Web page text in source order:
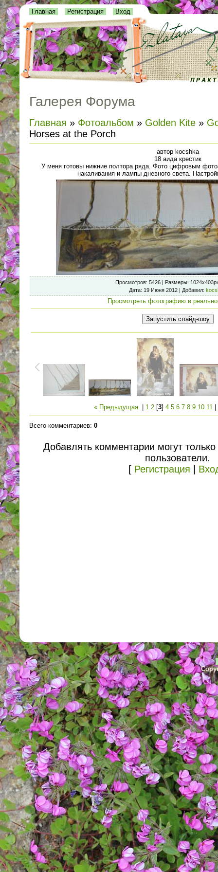
Главная Регистрация Вход
Галерея Форума
Главная » Фотоальбом » Golden Kite »
Horses at the Porch
автор kocshka
18 аида крестик
У меня готовы нижние полтора ряда. Фото цифровым
накаливания и лампы дневного света.
Просмотров: 5426 | Размеры:
Дата: 19 Июня 2012 | Добавил:
Просмотреть фотографию в
« Предыдущая 1 2 [3] 4 5 6 7 8 9 10 11
Всего комментариев: 0
Добавлять комментарии могут
пользователи.
[ Регистрация